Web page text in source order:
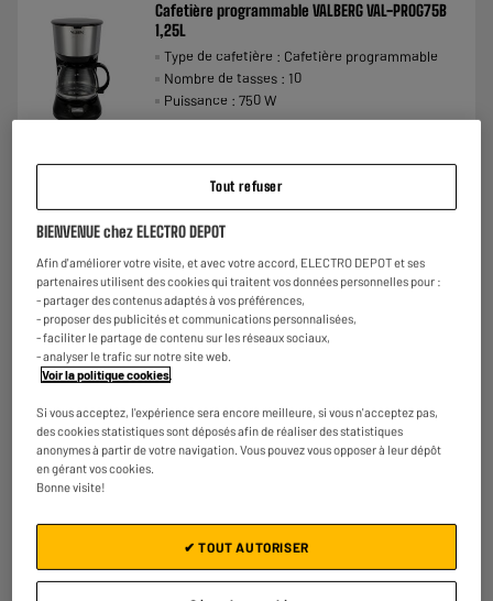
4.6/5(97)
Comparer
Cafetière programmable VALBERG VAL-PROG75B
1,25L
Type de cafetière : Cafetière programmable
Nombre de tasses : 10
Puissance : 750 W
€
ARRIVAGE
4.9/5(13)
Comparer
Cafetière filtre RUSSELL HOBBS 1,25L Adventure
Nombre de tasses : 10
Puissance : 1100 W
39 €98
Tout refuser
BIENVENUE chez ELECTRO DEPOT
Afin d'améliorer votre visite, et avec votre accord, ELECTRO DEPOT et ses
partenaires utilisent des cookies qui traitent vos données personnelles pour :
- partager des contenus adaptés à vos préférences,
- proposer des publicités et communications personnalisées,
- faciliter le partage de contenu sur les réseaux sociaux,
- analyser le trafic sur notre site web.
Voir la politique cookies
Si vous acceptez, l'expérience sera encore meilleure, si vous n'acceptez pas,
des cookies statistiques sont déposés afin de réaliser des statistiques
anonymes à partir de votre navigation. Vous pouvez vous opposer à leur dépôt
en gérant vos cookies.
Bonne visite!
✔ TOUT AUTORISER